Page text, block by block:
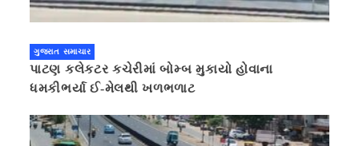
ગુજરાત સમાચાર
પાટણ કલેકટર કચેરીમાં બોમ્બ મુકાયો હોવાના
ધમકીભર્યા ઈ-મેલથી ખળભળાટ